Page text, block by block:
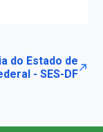
do Estado de
- SES-DF